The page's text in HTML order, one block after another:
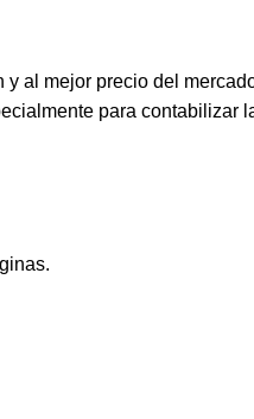
al mejor precio del
para contabilizar